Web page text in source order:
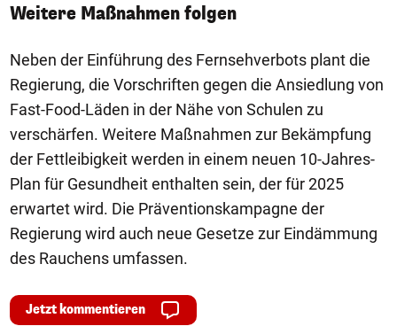
Weitere Maßnahmen folgen
Neben der Einführung des Fernsehverbots plant die
Regierung, die Vorschriften gegen die Ansiedlung von
Fast-Food-Läden in der Nähe von Schulen zu
verschärfen. Weitere Maßnahmen zur Bekämpfung
der Fettleibigkeit werden in einem neuen 10-Jahres-
Plan für Gesundheit enthalten sein, der für 2025
erwartet wird. Die Präventionskampagne der
Regierung wird auch neue Gesetze zur Eindämmung
des Rauchens umfassen.
Jetzt kommentieren